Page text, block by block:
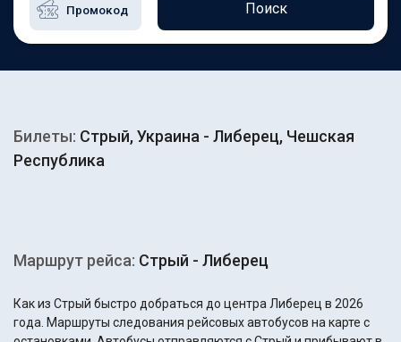
Поиск
Билеты: Стрый, Украина - Либерец, Чешская
Республика
Маршрут рейса: Стрый - Либерец
Как из Стрый быстро добраться до центра Либерец в 2026
года. Маршруты следования рейсовых автобусов на карте с